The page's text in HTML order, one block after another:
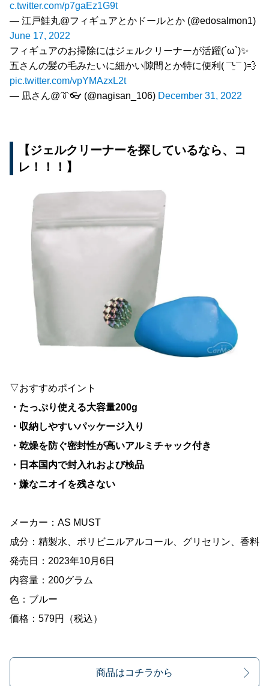
c.twitter.com/p7gaEz1G9t
— 江戸鮭丸@フィギュアとかドールとか (@edosalmon1)
June 17, 2022
フィギュアのお掃除にはジェルクリーナーが活躍(´ω`)✨
五さんの髪の毛みたいに細かい隙間とか特に便利( ¯ᒡ̱¯ )💨
pic.twitter.com/vpYMAzxL2t
— 凪さん@👔👓 (@nagisan_106) December 31, 2022
【ジェルクリーナーを探しているなら、コ
レ！！！】
▽おすすめポイント
・たっぷり使える大容量200g
・収納しやすいパッケージ入り
・乾燥を防ぐ密封性が高いアルミチャック付き
・日本国内で封入れおよび検品
・嫌なニオイを残さない
メーカー：AS MUST
成分：精製水、ポリビニルアルコール、グリセリン、香料
発売日：2023年10月6日
内容量：200グラム
色：ブルー
価格：579円（税込）
商品はコチラから